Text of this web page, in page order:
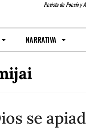
Revista de Poesía y
NARRATIVA
se